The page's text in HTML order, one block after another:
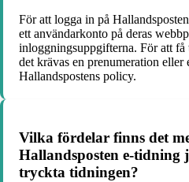
För att logga in på
ett användarkonto på deras
inloggningsuppgifterna. För att
det krävas en prenumeration eller
Hallandspostens policy.
Vilka fördelar finns det
Hallandsposten e-tidning
tryckta tidningen?